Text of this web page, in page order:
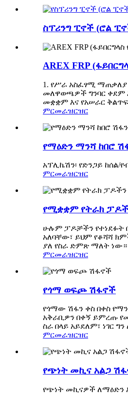
ስፕሪንግ ፒኖች (ሮል
AREX FRP
1. የሥራ አስፈፃሚ ማጠቃለያ
መለዋወጫዎች ግንባር ቀደም
መቋቋም እና የአሠራር
ምርመራዝርዝር
የማዕድን ማንሻ ከበሮ
አፕሊኬሽን፡ የድንጋይ
ምርመራዝርዝር
የሚቋቋም የትራክ
ሁሉም ፓዶቻችን የተነደፉት
አለባቸው፣ ይህም የቆሻሻ
ያለ የስራ ድምጽ ማለት
ምርመራዝርዝር
የጎማ ወፍጮ ሽፋኖች
የጎማው ሽፋን ቀስ በቀስ
አቅራቢዎን በቀኝ ይምረጡ
ስራ በላይ አይደለም፣ ነገር
ምርመራዝርዝር
የጭነት መኪና አልጋ
የጭነት መኪናዎች ለማዕድን